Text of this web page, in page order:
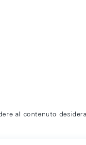
al contenuto